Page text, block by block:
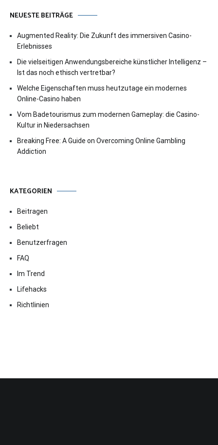
NEUESTE BEITRÄGE
Augmented Reality: Die Zukunft des immersiven Casino-
Erlebnisses
Die vielseitigen Anwendungsbereiche künstlicher Intelligenz –
Ist das noch ethisch vertretbar?
Welche Eigenschaften muss heutzutage ein modernes
Online-Casino haben
Vom Badetourismus zum modernen Gameplay: die Casino-
Kultur in Niedersachsen
Breaking Free: A Guide on Overcoming Online Gambling
Addiction
KATEGORIEN
Beitragen
Beliebt
Benutzerfragen
FAQ
Im Trend
Lifehacks
Richtlinien